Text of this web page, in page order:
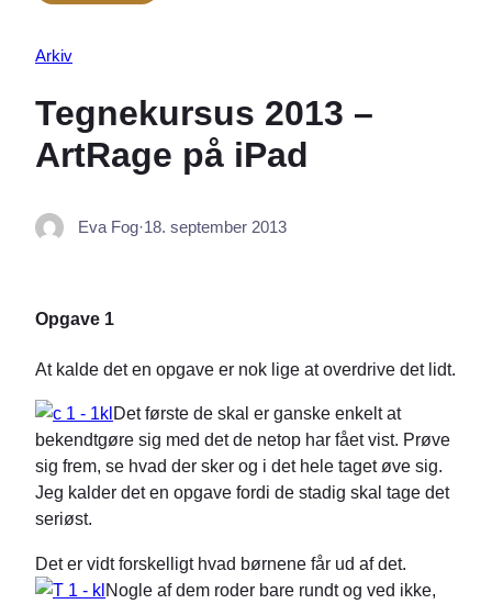
Arkiv
Tegnekursus 2013 –
ArtRage på iPad
Eva Fog·18. september 2013
Opgave 1
At kalde det en opgave er nok lige at overdrive det lidt.
Det første de skal er ganske enkelt at
bekendtgøre sig med det de netop har fået vist. Prøve
sig frem, se hvad der sker og i det hele taget øve sig.
Jeg kalder det en opgave fordi de stadig skal tage det
seriøst.
Det er vidt forskelligt hvad børnene får ud af det.
Nogle af dem roder bare rundt og ved ikke,